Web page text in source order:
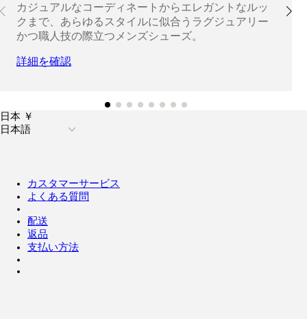
カジュアルなコーディネートからエレガントなルッ
クまで、あらゆるスタイルに似合うラグジュアリー
かつ職人技の際立つメンズシューズ。
詳細を確認
日本 ￥
日本語
カスタマーサービス
よくある質問
配送
返品
支払い方法